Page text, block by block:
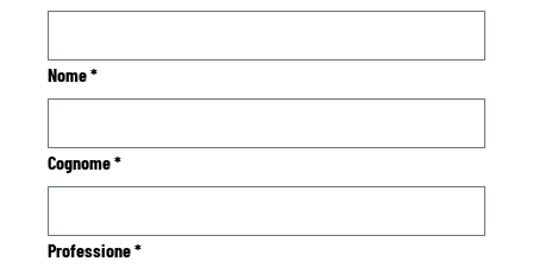
Nome*
Cognome*
Professione*